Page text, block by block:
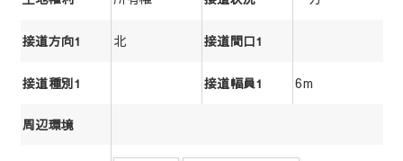
接道方向1 北 接道間口1
接道種別1 接道幅員1 6m
周辺環境